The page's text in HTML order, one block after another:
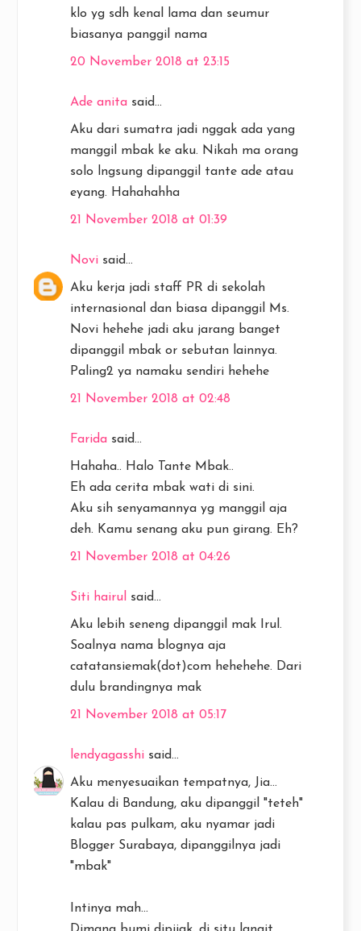
klo yg sdh kenal lama dan seumur
biasanya panggil nama
20 November 2018 at 23:15
Ade anita said...
Aku dari sumatra jadi nggak ada yang
manggil mbak ke aku. Nikah ma orang
solo lngsung dipanggil tante ade atau
eyang. Hahahahha
21 November 2018 at 01:39
Novi said...
Aku kerja jadi staff PR di sekolah
internasional dan biasa dipanggil Ms.
Novi hehehe jadi aku jarang banget
dipanggil mbak or sebutan lainnya.
Paling2 ya namaku sendiri hehehe
21 November 2018 at 02:48
Farida said...
Hahaha.. Halo Tante Mbak..
Eh ada cerita mbak wati di sini.
Aku sih senyamannya yg manggil aja
deh. Kamu senang aku pun girang. Eh?
21 November 2018 at 04:26
Siti hairul said...
Aku lebih seneng dipanggil mak Irul.
Soalnya nama blognya aja
catatansiemak(dot)com hehehehe. Dari
dulu brandingnya mak
21 November 2018 at 05:17
lendyagasshi said...
Aku menyesuaikan tempatnya, Jia...
Kalau di Bandung, aku dipanggil "teteh"
kalau pas pulkam, aku nyamar jadi
Blogger Surabaya, dipanggilnya jadi
"mbak"
Intinya mah...